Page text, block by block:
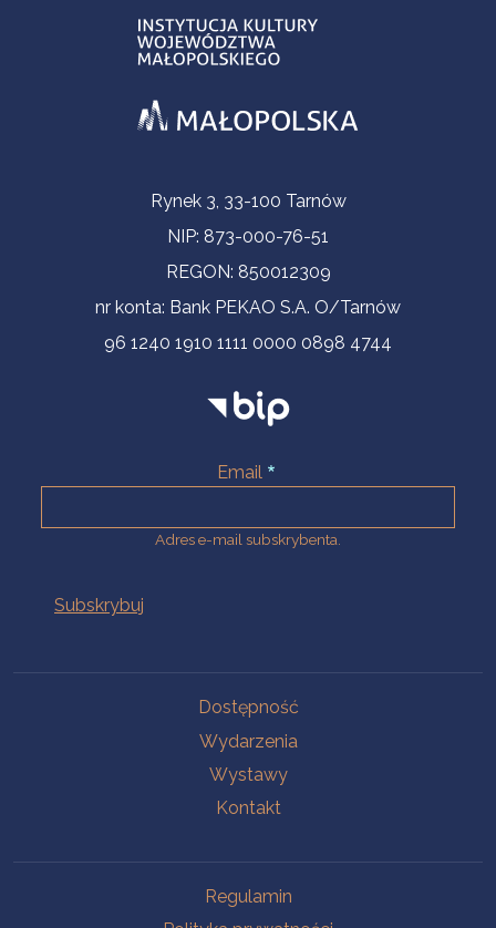
Informacje kontaktoweRynek 3, 33-100 Tarnów
NIP: 873-000-76-51
REGON: 850012309
nr konta: Bank PEKAO S.A. O/Tarnów
96 1240 1910 1111 0000 0898 4744
Email
Adres e-mail subskrybenta.
Dostępność
Wydarzenia
Wystawy
Kontakt
Regulamin